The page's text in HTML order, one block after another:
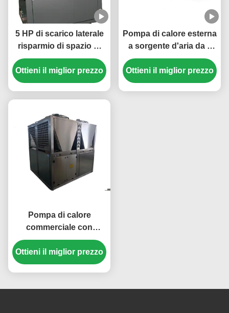
5 HP di scarico laterale
risparmio di spazio di
riscaldamento e
raffreddamento pompa
di calore per un
Ottieni il miglior prezzo
Pompa di calore esterna
a sorgente d'aria da 3
HP 220V con
refrigerante R32 per un
riscaldamento e un
Ottieni il miglior prezzo
Pompa di calore
commerciale con
refrigerante R410A ad
alta efficienza con
struttura in lamiera 304#
Ottieni il miglior prezzo